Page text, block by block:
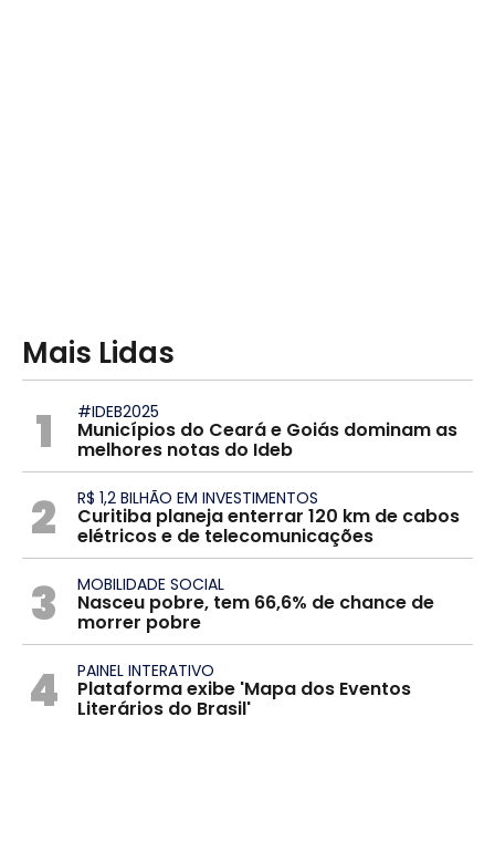
Mais Lidas
1 #IDEB2025
Municípios do Ceará e Goiás dominam as
melhores notas do Ideb
2 R$ 1,2 BILHÃO EM INVESTIMENTOS
Curitiba planeja enterrar 120 km de cabos
elétricos e de telecomunicações
3 MOBILIDADE SOCIAL
Nasceu pobre, tem 66,6% de chance de
morrer pobre
4 PAINEL INTERATIVO
Plataforma exibe 'Mapa dos Eventos
Literários do Brasil'